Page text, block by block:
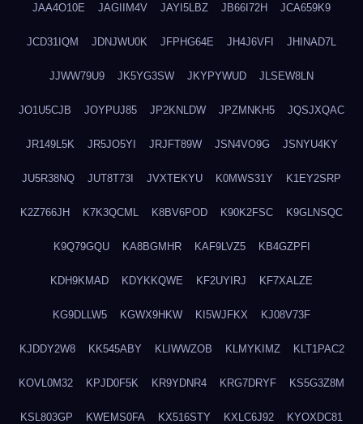
JAA4O10E JAGIIM4V JAYI5LBZ JB66I72H JCA659K9
JCD31IQM JDNJWU0K JFPHG64E JH4J6VFI JHINAD7L
JJWW79U9 JK5YG3SW JKYPYWUD JLSEW8LN
JO1U5CJB JOYPUJ85 JP2KNLDW JPZMNKH5 JQSJXQAC
JR149L5K JR5JO5YI JRJFT89W JSN4VO9G JSNYU4KY
JU5R38NQ JUT8T73I JVXTEKYU K0MWS31Y K1EY2SRP
K2Z766JH K7K3QCML K8BV6POD K90K2FSC K9GLNSQC
K9Q79GQU KA8BGMHR KAF9LVZ5 KB4GZPFI
KDH9KMAD KDYKKQWE KF2UYIRJ KF7XALZE
KG9DLLW5 KGWX9HKW KI5WJFKX KJ08V73F
KJDDY2W8 KK545ABY KLIWWZOB KLMYKIMZ KLT1PAC2
KOVL0M32 KPJD0F5K KR9YDNR4 KRG7DRYF KS5G3Z8M
KSL803GP KWEMS0FA KX516STY KXLC6J92 KYOXDC81